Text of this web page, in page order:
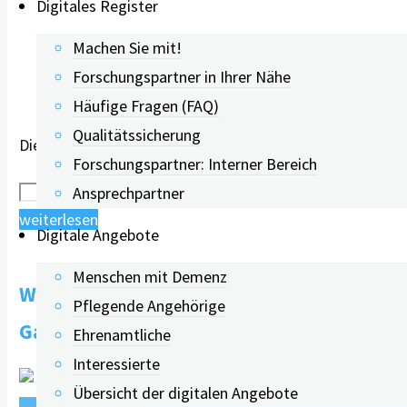
Digitales Register
Machen Sie mit!
Forschungspartner in Ihrer Nähe
Häufige Fragen (FAQ)
Qualitätssicherung
Forschungspartner: Interner Bereich
Ansprechpartner
Digitale Angebote
Menschen mit Demenz
Pflegende Angehörige
Ehrenamtliche
Interessierte
Übersicht der digitalen Angebote
Dieser Inhalt ist geschützt. Bitte geben Sie das Passwort
weiterlesen
zum
„digiDEM
Dialog“"
Webinar: Kommunikation mit Menschen
Gabriele Wilz